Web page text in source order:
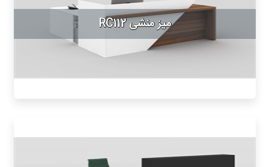
میز منشی RC112